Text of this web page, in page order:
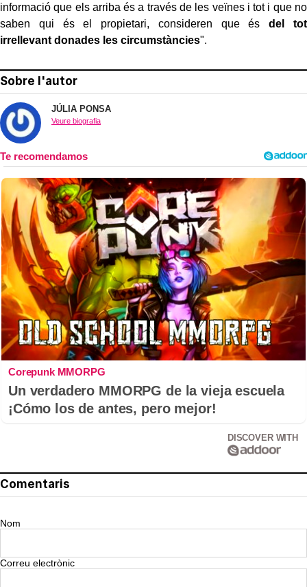
informació que els arriba és a través de les veïnes i tot i que no
saben qui és el propietari, consideren que ésdel tot
irrellevant donades les circumstàncies".
Sobre l'autor
JÚLIA PONSA
Veure biografia
Corepunk MMORPG
Un verdadero MMORPG de la vieja escuela
¡Cómo los de antes, pero mejor!
DISCOVER WITH
Comentaris
Nom
Correu electrònic